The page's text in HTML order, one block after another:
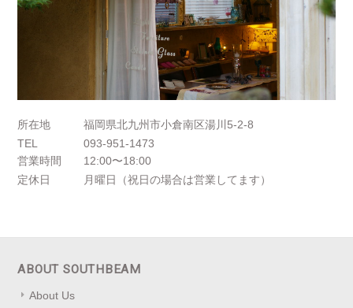
所在地
福岡県北九州市小倉南区湯川5-2-8
TEL
093-951-1473
営業時間
12:00〜18:00
定休日
月曜日（祝日の場合は営業してます）
ABOUT SOUTHBEAM
About Us